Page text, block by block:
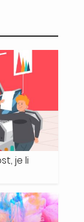
je li